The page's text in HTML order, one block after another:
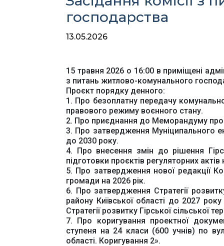
господарства
13.05.2026
15 травня 2026 о 16:00 в приміщені
з питань житлово-комунального
Проєкт порядку денного:
1. Про безоплатну передачу
правового режиму воєнного стану.
2. Про приєднання до Меморандуму про
3. Про затвердження Муніципального
до 2030 року.
4. Про внесення змін до рішення
підготовки проєктів регуляторних
5. Про затвердження нової редакції
громади на 2026 рік.
6. Про затвердження Стратегії
району Київської області до 2027
Стратегії розвитку Гірської сільської
7. Про коригування проектної
ступеня на 24 класи (600 учнів) по
області. Коригування 2».